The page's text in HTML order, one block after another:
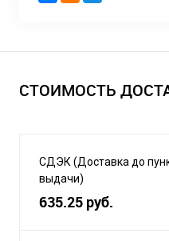
СТОИМОСТЬ
СДЭК (Доставка до
выдачи)
635.25 руб.